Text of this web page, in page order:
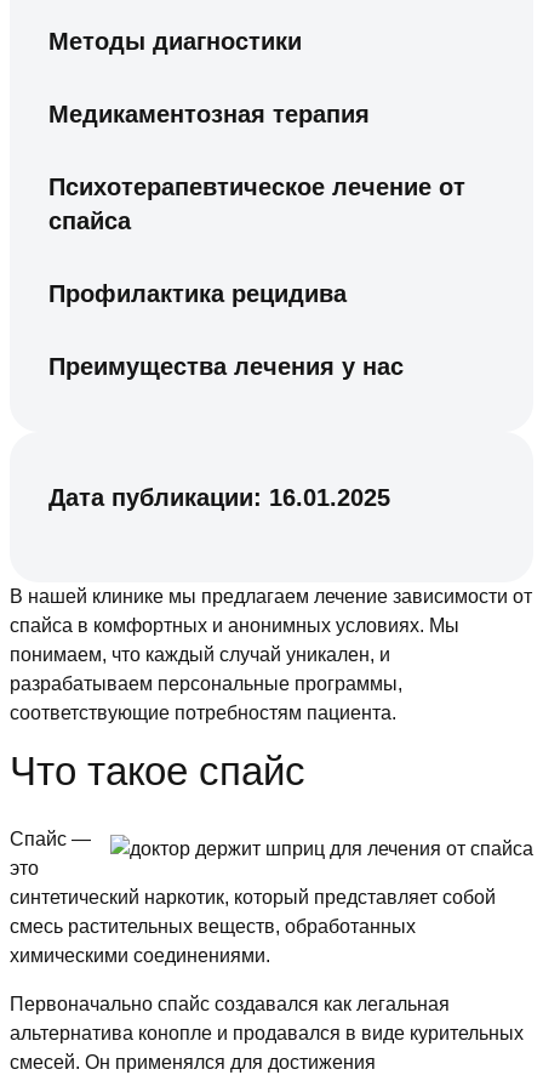
Методы диагностики
Медикаментозная терапия
Психотерапевтическое лечение от
спайса
Профилактика рецидива
Преимущества лечения у нас
Дата публикации: 16.01.2025
В нашей клинике мы предлагаем лечение зависимости от
спайса в комфортных и анонимных условиях. Мы
понимаем, что каждый случай уникален, и
разрабатываем персональные программы,
соответствующие потребностям пациента.
Что такое спайс
Спайс —
это
синтетический наркотик, который представляет собой
смесь растительных веществ, обработанных
химическими соединениями.
Первоначально спайс создавался как легальная
альтернатива конопле и продавался в виде курительных
смесей. Он применялся для достижения